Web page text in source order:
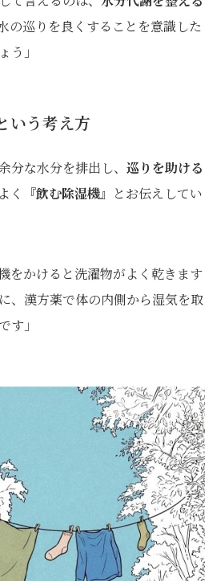
の巡りを良くすることを意識した
う」
いう考え方
分な水分を排出し、 巡りを助ける
く 『飲む除湿機』 とお伝えしてい
をかけると洗濯物がよく乾きます
、漢方薬で体の内側から湿気を取
す」